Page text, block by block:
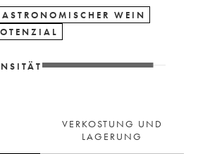
WEIN
VERKOSTUNG UND
LAGERUNG